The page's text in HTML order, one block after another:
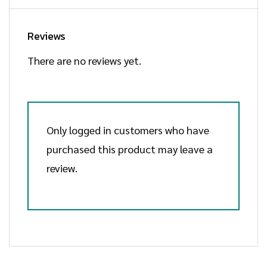
Reviews
There are no reviews yet.
Only logged in customers who have
purchased this product may leave a
review.